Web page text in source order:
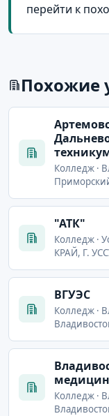
перейти к
Похожие
Колледж ·
"АТК"
Колледж ·
КРАЙ, Г.
ВГУЭС
Колледж ·
Колледж ·